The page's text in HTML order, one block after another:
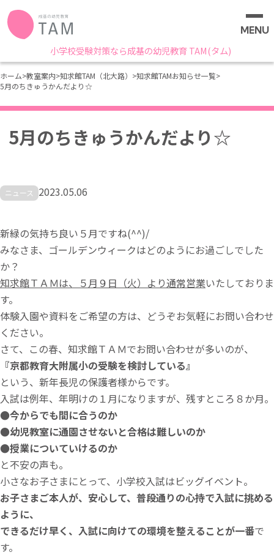
小学校受験対策なら成基の幼児教育 TAM(タム)
MENU
ホーム>教室案内>知求館TAM（北大路） >知求館TAMお知らせ一覧>
5月のちきゅうかんだより☆
5月のちきゅうかんだより☆
ニュース 2023.05.06
新緑の気持ち良い５月ですね(^^)/
みなさま、ゴールデンウィークはどのようにお過ごしでした
か？
知求館ＴＡＭは、５月９日（火）より通常営業いたしておりま
す。
体験入園や資料をご希望の方は、どうぞお気軽にお問い合わせ
ください。
さて、この春、知求館ＴＡＭでお問い合わせが多いのが、
『京都教育大附属小の受験を検討している』
という、新年長児の保護者様からです。
入試は例年、年明けの１月になりますが、残すところ８か月。
●今からでも間に合うのか
●幼児教室に通園させないと合格は難しいのか
●授業についていけるのか
と不安の声も。
小さなお子さまにとって、小学校入試はビッグイベント。
お子さまご本人が、安心して、普段通りの心持で入試に挑める
ように、
できるだけ早く、入試に向けての環境を整えることが一番で
す。